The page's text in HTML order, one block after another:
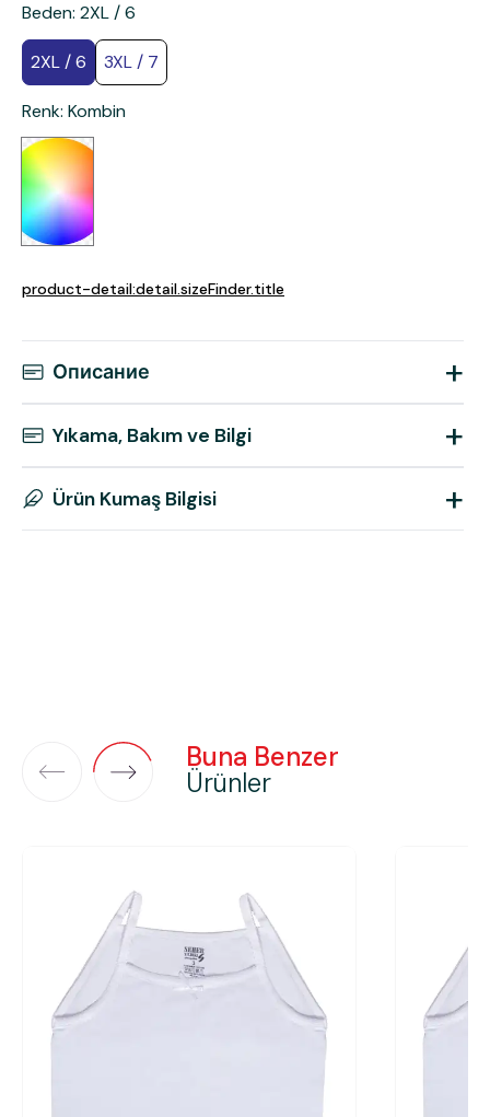
Beden: 2XL / 6
2XL / 6 3XL / 7
Renk: Kombin
product-detail:detail.sizeFinder.title
Описание +
Yıkama, Bakım ve Bilgi +
Ürün Kumaş Bilgisi +
Buna Benzer
Ürünler